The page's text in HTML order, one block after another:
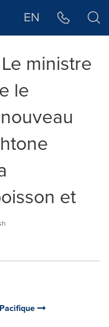
EN
ministre
le
et